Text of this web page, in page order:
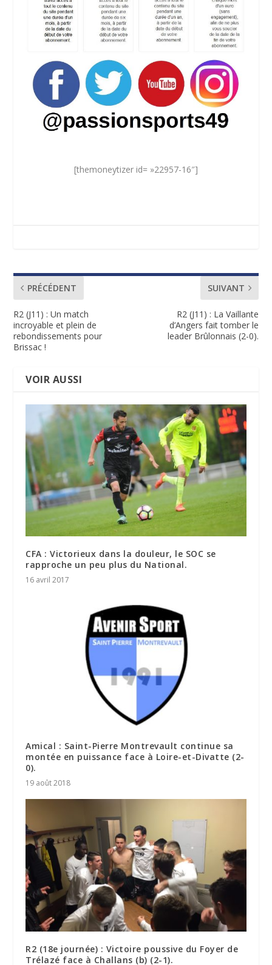
[themoneytizer id= »22957-16″]
PRÉCÉDENT
R2 (J11) : Un match
incroyable et plein de
rebondissements pour
Brissac !
SUIVANT
R2 (J11) : La Vaillante
d’Angers fait tomber le
leader Brûlonnais (2-0).
VOIR AUSSI
CFA : Victorieux dans la douleur, le SOC se
rapproche un peu plus du National.
16 avril 2017
Amical : Saint-Pierre Montrevault continue sa
montée en puissance face à Loire-et-Divatte (2-
0).
19 août 2018
R2 (18e journée) : Victoire poussive du Foyer de
Trélazé face à Challans (b) (2-1).